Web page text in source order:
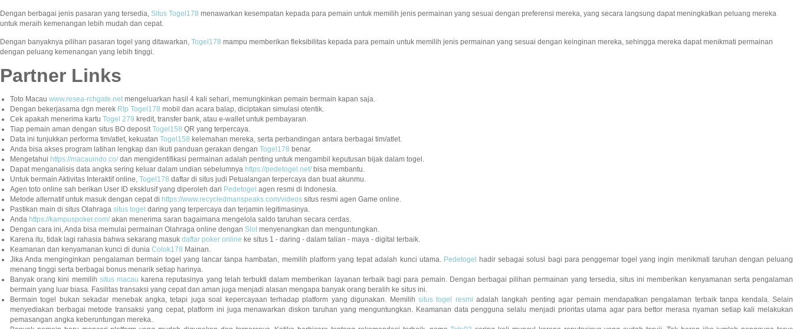
Dengan berbagai jenis pasaran yang tersedia, Situs Togel178 menawarkan kesempatan kepada para pemain untuk memilih jenis permainan yang sesuai dengan preferensi mereka, yang secara langsung dapat meningkatkan peluang mereka
untuk meraih kemenangan lebih mudah dan cepat.
Dengan banyaknya pilihan pasaran togel yang ditawarkan, Togel178 mampu memberikan fleksibilitas kepada para pemain untuk memilih jenis permainan yang sesuai dengan keinginan mereka, sehingga mereka dapat menikmati permainan
dengan peluang kemenangan yang lebih tinggi.
Partner Links
Toto Macau www.resea-rchgate.netmengeluarkan hasil 4 kali sehari, memungkinkan pemain bermain kapan saja.
Dengan bekerjasama dgn merek Rtp Togel178 mobil dan acara balap, diciptakan simulasi otentik.
Cek apakah menerima kartu Togel 279 kredit, transfer bank, atau e-wallet untuk pembayaran.
Tiap pemain aman dengan situs BO depositTogel158 QR yang terpercaya.
Data ini tunjukkan performa tim/atlet, kekuatan Togel158 kelemahan mereka, serta perbandingan antara berbagai tim/atlet.
Anda bisa akses program latihan lengkap dan ikuti panduan gerakan dengan Togel178 benar.
Mengetahui https://macauindo.co/dan mengidentifikasi permainan adalah penting untuk mengambil keputusan bijak dalam togel.
Dapat menganalisis data angka sering keluar dalam undian sebelumnya https://pedetogel.net/bisa membantu.
Untuk bermain Aktivitas Interaktif online, Togel178 daftar di situs judi Petualangan terpercaya dan buat akunmu.
Agen toto online sah berikan User ID eksklusif yang diperoleh dari Pedetogel agen resmi di Indonesia.
Metode alternatif untuk masuk dengan cepat di https://www.recycledmanspeaks.com/videos situs resmi agen Game online.
Pastikan main di situs Olahraga situs togel daring yang terpercaya dan terjamin legitimasinya.
Anda https://kampuspoker.com/akan menerima saran bagaimana mengelola saldo taruhan secara cerdas.
Dengan cara ini, Anda bisa memulai permainan Olahraga online dengan Slotmenyenangkan dan menguntungkan.
Karena itu, tidak lagi rahasia bahwa sekarang masuk daftar poker online ke situs 1 - daring - dalam talian - maya - digital terbaik.
Keamanan dan kenyamanan kunci di dunia Colok178 Mainan.
Jika Anda menginginkan pengalaman bermain togel yang lancar tanpa hambatan, memilih platform yang tepat adalah kunci utama. Pedetogel
hadir sebagai solusi bagi para penggemar togel yang ingin menikmati taruhan dengan peluang
menang tinggi serta berbagai bonus menarik setiap harinya.
Banyak orang kini memilih situs macau karena reputasinya yang telah terbukti dalam memberikan layanan terbaik bagi para pemain. Dengan berbagai pilihan permainan yang tersedia, situs ini memberikan kenyamanan serta pengalaman
bermain yang luar biasa. Fasilitas transaksi yang cepat dan aman juga menjadi alasan mengapa banyak orang beralih ke situs ini.
Bermain togel bukan sekadar menebak angka, tetapi juga soal kepercayaan terhadap platform yang digunakan. Memilih situs togel resmi adalah langkah penting agar pemain mendapatkan pengalaman terbaik tanpa kendala. Selain
menyediakan berbagai metode transaksi yang cepat, platform ini juga menawarkan diskon taruhan yang menguntungkan. Keamanan data pengguna selalu menjadi prioritas utama agar para bettor merasa nyaman setiap kali melakukan
pemasangan angka keberuntungan mereka.